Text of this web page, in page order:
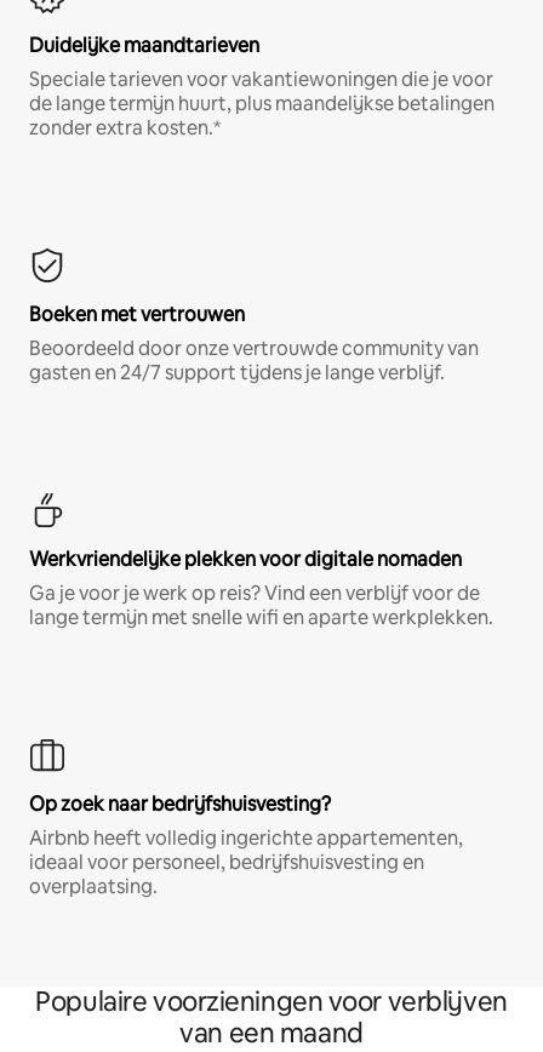
Duidelijke maandtarieven
Speciale tarieven voor vakantiewoningen die je voor
de lange termijn huurt, plus maandelijkse betalingen
zonder extra kosten.*
Boeken met vertrouwen
Beoordeeld door onze vertrouwde community van
gasten en 24/7 support tijdens je lange verblijf.
Werkvriendelijke plekken voor digitale nomaden
Ga je voor je werk op reis? Vind een verblijf voor de
lange termijn met snelle wifi en aparte werkplekken.
Op zoek naar bedrijfshuisvesting?
Airbnb heeft volledig ingerichte appartementen,
ideaal voor personeel, bedrijfshuisvesting en
overplaatsing.
Populaire voorzieningen voor verblijven
van een maand